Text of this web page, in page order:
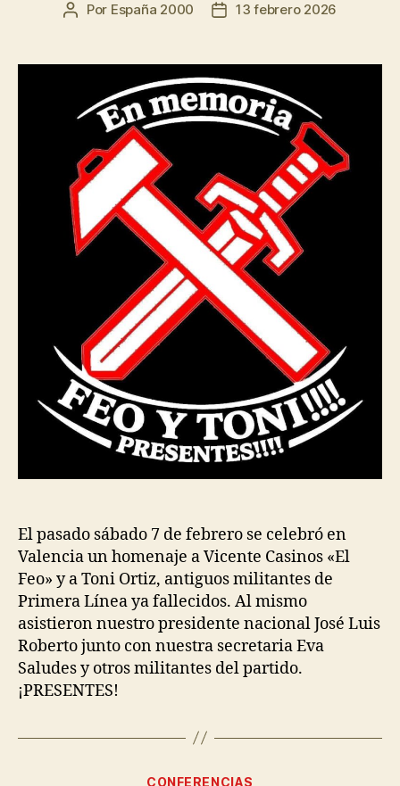
Por España 2000 13 febrero 2026
El pasado sábado 7 de febrero se celebró en
Valencia un homenaje a Vicente Casinos «El
Feo» y a Toni Ortiz, antiguos militantes de
Primera Línea ya fallecidos. Al mismo
asistieron nuestro presidente nacional José Luis
Roberto junto con nuestra secretaria Eva
Saludes y otros militantes del partido.
¡PRESENTES!
CONFERENCIAS